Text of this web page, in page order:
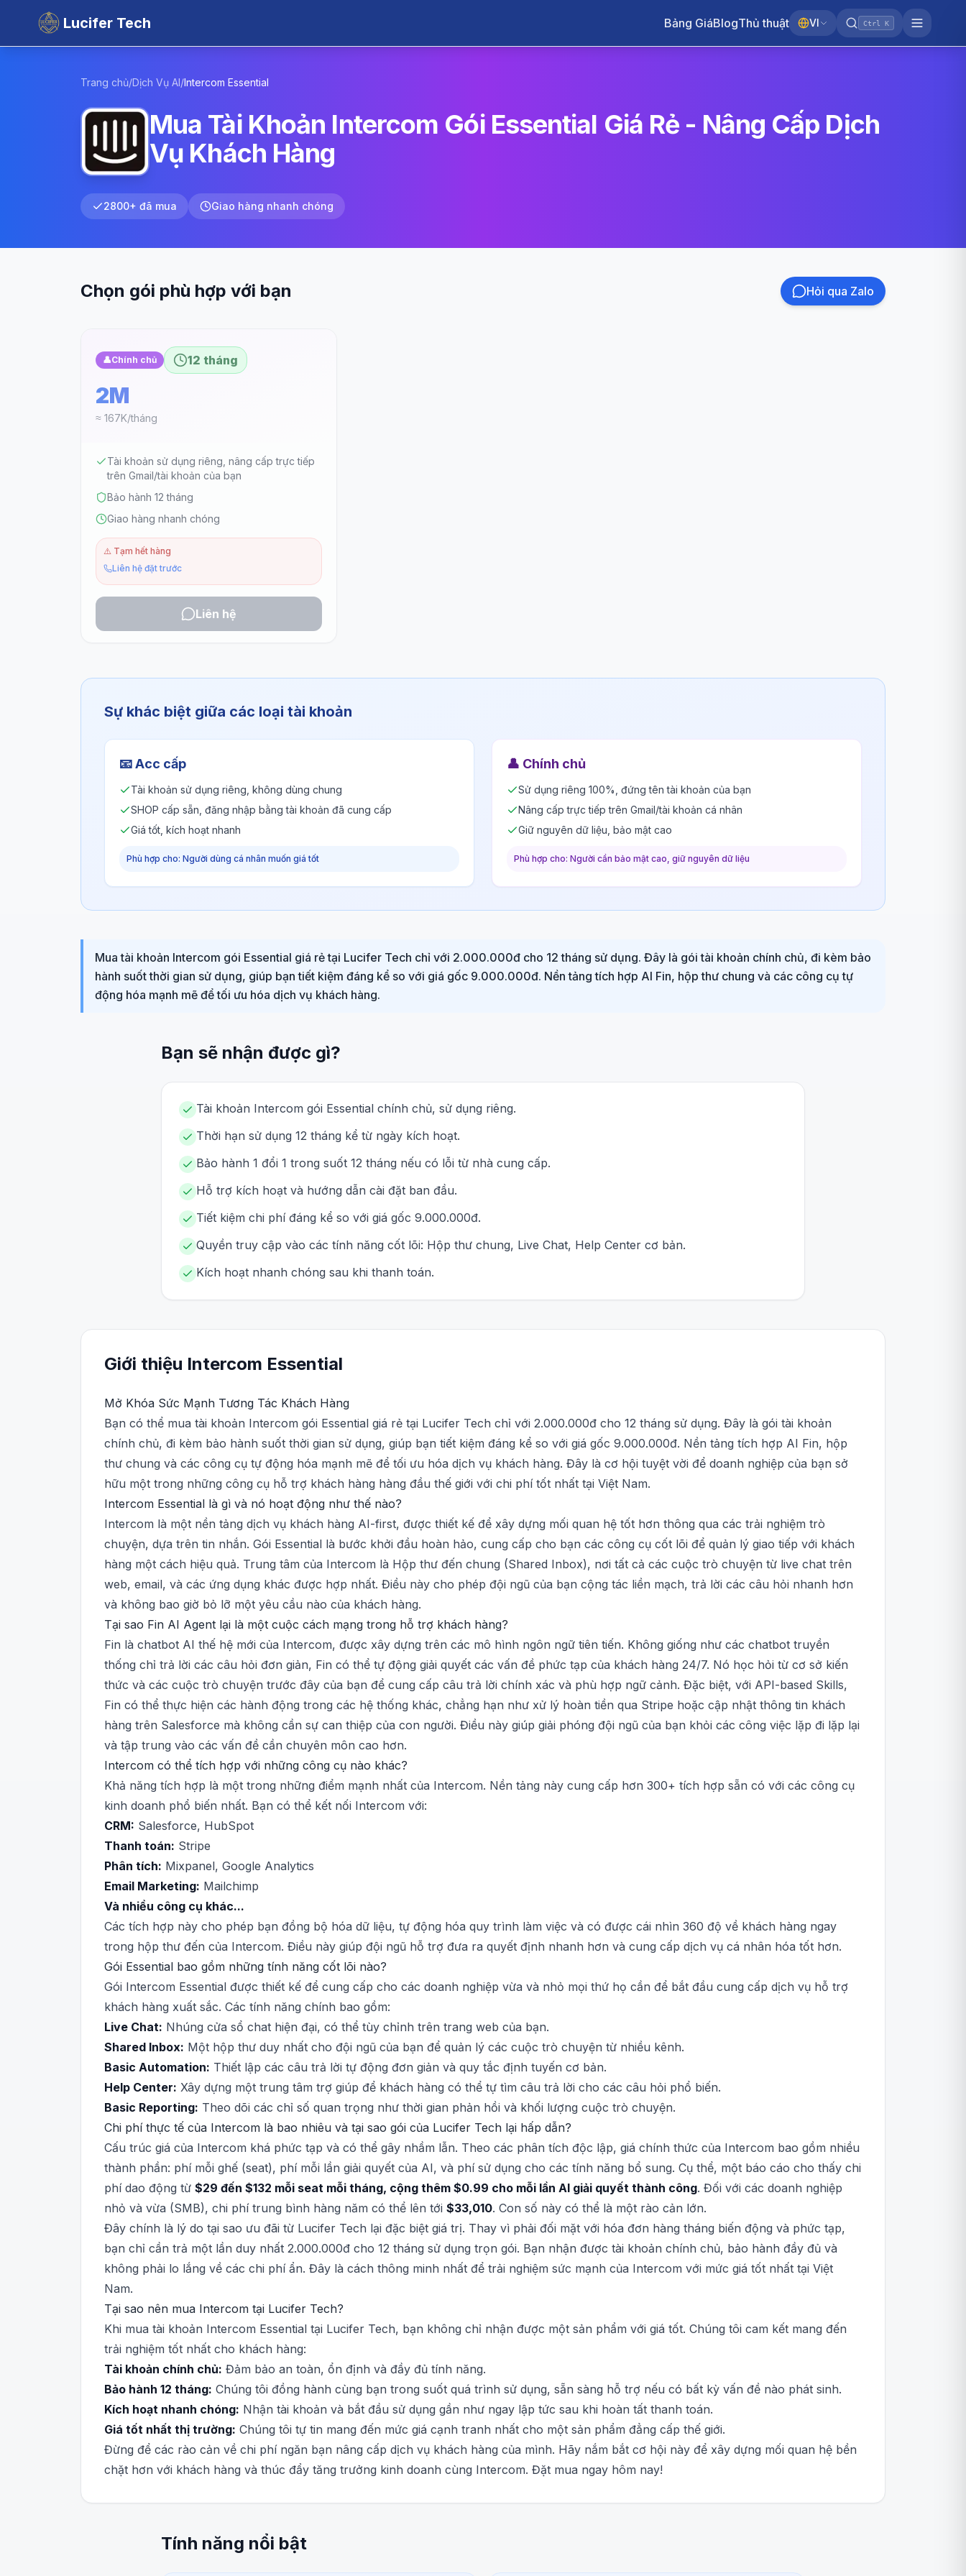
Lucifer Tech Bảng GiáBlogThủ thuật VI Ctrl K
Trang chủ/Dịch Vụ AI/Intercom Essential
Mua Tài Khoản Intercom Gói Essential Giá Rẻ - Nâng Cấp Dịch
Vụ Khách Hàng
2800+ đã mua Giao hàng nhanh chóng
Chọn gói phù hợp với bạn Hỏi qua Zalo
👤Chính chủ 12 tháng
2M
≈ 167K/tháng
Tài khoản sử dụng riêng, nâng cấp trực tiếp
trên Gmail/tài khoản của bạn
Bảo hành 12 tháng
Giao hàng nhanh chóng
⚠️ Tạm hết hàng
Liên hệ đặt trước
Liên hệ
Sự khác biệt giữa các loại tài khoản
📧Acc cấp
Tài khoản sử dụng riêng, không dùng chung
SHOP cấp sẵn, đăng nhập bằng tài khoản đã cung cấp
Giá tốt, kích hoạt nhanh
Phù hợp cho: Người dùng cá nhân muốn giá tốt
👤 Chính chủ
Sử dụng riêng 100%, đứng tên tài khoản của bạn
Nâng cấp trực tiếp trên Gmail/tài khoản cá nhân
Giữ nguyên dữ liệu, bảo mật cao
Phù hợp cho: Người cần bảo mật cao, giữ nguyên dữ liệu
Mua tài khoản Intercom gói Essential giá rẻ tại Lucifer Tech chỉ với 2.000.000đ cho 12 tháng sử dụng. Đây là gói tài khoản chính chủ, đi kèm bảo
hành suốt thời gian sử dụng, giúp bạn tiết kiệm đáng kể so với giá gốc 9.000.000đ. Nền tảng tích hợp AI Fin, hộp thư chung và các công cụ tự
động hóa mạnh mẽ để tối ưu hóa dịch vụ khách hàng.
Bạn sẽ nhận được gì?
Tài khoản Intercom gói Essential chính chủ, sử dụng riêng.
Thời hạn sử dụng 12 tháng kể từ ngày kích hoạt.
Bảo hành 1 đổi 1 trong suốt 12 tháng nếu có lỗi từ nhà cung cấp.
Hỗ trợ kích hoạt và hướng dẫn cài đặt ban đầu.
Tiết kiệm chi phí đáng kể so với giá gốc 9.000.000đ.
Quyền truy cập vào các tính năng cốt lõi: Hộp thư chung, Live Chat, Help Center cơ bản.
Kích hoạt nhanh chóng sau khi thanh toán.
Giới thiệu Intercom Essential
Mở Khóa Sức Mạnh Tương Tác Khách Hàng
Bạn có thể mua tài khoản Intercom gói Essential giá rẻ tại Lucifer Tech chỉ với 2.000.000đ cho 12 tháng sử dụng. Đây là gói tài khoản
chính chủ, đi kèm bảo hành suốt thời gian sử dụng, giúp bạn tiết kiệm đáng kể so với giá gốc 9.000.000đ. Nền tảng tích hợp AI Fin, hộp
thư chung và các công cụ tự động hóa mạnh mẽ để tối ưu hóa dịch vụ khách hàng. Đây là cơ hội tuyệt vời để doanh nghiệp của bạn sở
hữu một trong những công cụ hỗ trợ khách hàng hàng đầu thế giới với chi phí tốt nhất tại Việt Nam.
Intercom Essential là gì và nó hoạt động như thế nào?
Intercom là một nền tảng dịch vụ khách hàng AI-first, được thiết kế để xây dựng mối quan hệ tốt hơn thông qua các trải nghiệm trò
chuyện, dựa trên tin nhắn. Gói Essential là bước khởi đầu hoàn hảo, cung cấp cho bạn các công cụ cốt lõi để quản lý giao tiếp với khách
hàng một cách hiệu quả. Trung tâm của Intercom là Hộp thư đến chung (Shared Inbox), nơi tất cả các cuộc trò chuyện từ live chat trên
web, email, và các ứng dụng khác được hợp nhất. Điều này cho phép đội ngũ của bạn cộng tác liền mạch, trả lời các câu hỏi nhanh hơn
và không bao giờ bỏ lỡ một yêu cầu nào của khách hàng.
Tại sao Fin AI Agent lại là một cuộc cách mạng trong hỗ trợ khách hàng?
Fin là chatbot AI thế hệ mới của Intercom, được xây dựng trên các mô hình ngôn ngữ tiên tiến. Không giống như các chatbot truyền
thống chỉ trả lời các câu hỏi đơn giản, Fin có thể tự động giải quyết các vấn đề phức tạp của khách hàng 24/7. Nó học hỏi từ cơ sở kiến
thức và các cuộc trò chuyện trước đây của bạn để cung cấp câu trả lời chính xác và phù hợp ngữ cảnh. Đặc biệt, với API-based Skills,
Fin có thể thực hiện các hành động trong các hệ thống khác, chẳng hạn như xử lý hoàn tiền qua Stripe hoặc cập nhật thông tin khách
hàng trên Salesforce mà không cần sự can thiệp của con người. Điều này giúp giải phóng đội ngũ của bạn khỏi các công việc lặp đi lặp lại
và tập trung vào các vấn đề cần chuyên môn cao hơn.
Intercom có thể tích hợp với những công cụ nào khác?
Khả năng tích hợp là một trong những điểm mạnh nhất của Intercom. Nền tảng này cung cấp hơn 300+ tích hợp sẵn có với các công cụ
kinh doanh phổ biến nhất. Bạn có thể kết nối Intercom với:
CRM: Salesforce, HubSpot
Thanh toán: Stripe
Phân tích: Mixpanel, Google Analytics
Email Marketing: Mailchimp
Và nhiều công cụ khác...
Các tích hợp này cho phép bạn đồng bộ hóa dữ liệu, tự động hóa quy trình làm việc và có được cái nhìn 360 độ về khách hàng ngay
trong hộp thư đến của Intercom. Điều này giúp đội ngũ hỗ trợ đưa ra quyết định nhanh hơn và cung cấp dịch vụ cá nhân hóa tốt hơn.
Gói Essential bao gồm những tính năng cốt lõi nào?
Gói Intercom Essential được thiết kế để cung cấp cho các doanh nghiệp vừa và nhỏ mọi thứ họ cần để bắt đầu cung cấp dịch vụ hỗ trợ
khách hàng xuất sắc. Các tính năng chính bao gồm:
Live Chat: Nhúng cửa sổ chat hiện đại, có thể tùy chỉnh trên trang web của bạn.
Shared Inbox: Một hộp thư duy nhất cho đội ngũ của bạn để quản lý các cuộc trò chuyện từ nhiều kênh.
Basic Automation: Thiết lập các câu trả lời tự động đơn giản và quy tắc định tuyến cơ bản.
Help Center: Xây dựng một trung tâm trợ giúp để khách hàng có thể tự tìm câu trả lời cho các câu hỏi phổ biến.
Basic Reporting: Theo dõi các chỉ số quan trọng như thời gian phản hồi và khối lượng cuộc trò chuyện.
Chi phí thực tế của Intercom là bao nhiêu và tại sao gói của Lucifer Tech lại hấp dẫn?
Cấu trúc giá của Intercom khá phức tạp và có thể gây nhầm lẫn. Theo các phân tích độc lập, giá chính thức của Intercom bao gồm nhiều
thành phần: phí mỗi ghế (seat), phí mỗi lần giải quyết của AI, và phí sử dụng cho các tính năng bổ sung. Cụ thể, một báo cáo cho thấy chi
phí dao động từ $29 đến $132 mỗi seat mỗi tháng, cộng thêm $0.99 cho mỗi lần AI giải quyết thành công. Đối với các doanh nghiệp
nhỏ và vừa (SMB), chi phí trung bình hàng năm có thể lên tới $33,010. Con số này có thể là một rào cản lớn.
Đây chính là lý do tại sao ưu đãi từ Lucifer Tech lại đặc biệt giá trị. Thay vì phải đối mặt với hóa đơn hàng tháng biến động và phức tạp,
bạn chỉ cần trả một lần duy nhất 2.000.000đ cho 12 tháng sử dụng trọn gói. Bạn nhận được tài khoản chính chủ, bảo hành đầy đủ và
không phải lo lắng về các chi phí ẩn. Đây là cách thông minh nhất để trải nghiệm sức mạnh của Intercom với mức giá tốt nhất tại Việt
Nam.
Tại sao nên mua Intercom tại Lucifer Tech?
Khi mua tài khoản Intercom Essential tại Lucifer Tech, bạn không chỉ nhận được một sản phẩm với giá tốt. Chúng tôi cam kết mang đến
trải nghiệm tốt nhất cho khách hàng:
Tài khoản chính chủ: Đảm bảo an toàn, ổn định và đầy đủ tính năng.
Bảo hành 12 tháng: Chúng tôi đồng hành cùng bạn trong suốt quá trình sử dụng, sẵn sàng hỗ trợ nếu có bất kỳ vấn đề nào phát sinh.
Kích hoạt nhanh chóng: Nhận tài khoản và bắt đầu sử dụng gần như ngay lập tức sau khi hoàn tất thanh toán.
Giá tốt nhất thị trường: Chúng tôi tự tin mang đến mức giá cạnh tranh nhất cho một sản phẩm đẳng cấp thế giới.
Đừng để các rào cản về chi phí ngăn bạn nâng cấp dịch vụ khách hàng của mình. Hãy nắm bắt cơ hội này để xây dựng mối quan hệ bền
chặt hơn với khách hàng và thúc đẩy tăng trưởng kinh doanh cùng Intercom. Đặt mua ngay hôm nay!
Tính năng nổi bật